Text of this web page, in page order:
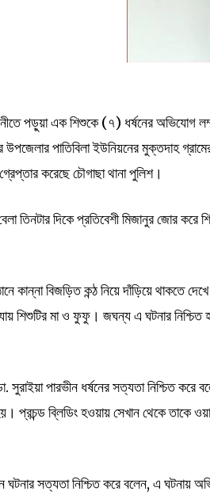
পড়ুয়া এক শিশুকে (৭) ধর্ষনের অভিযোগ
পাতিবিলা ইউনিয়নের মুক্তদাহ
করেছে চৌগাছা থানা পুলিশ।
তিনটার দিকে প্রতিবেশী মিজানুর জোর করে
কান্না বিজড়িত কন্ঠ নিয়ে দাঁড়িয়ে থাকতে
শিশুটির মা ও ফুফু। জঘন্য এ ঘটনার নিশ্চিত
পারভীন ধর্ষনের সত্যতা নিশ্চিত করে
প্রচন্ড ব্লিডিং হওয়ায় সেখান থেকে তাকে
ঘটনার সত্যতা নিশ্চিত করে বলেন, এ ঘটনায়